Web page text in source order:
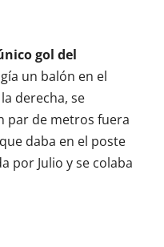
gol del
un balón en el
derecha, se
par de metros fuera
daba en el poste
por Julio y se colaba